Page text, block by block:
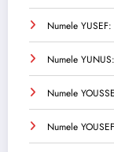
Numele
Numele
Numele
Numele